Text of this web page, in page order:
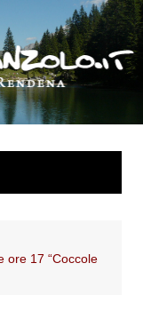
ore 17 “Coccole